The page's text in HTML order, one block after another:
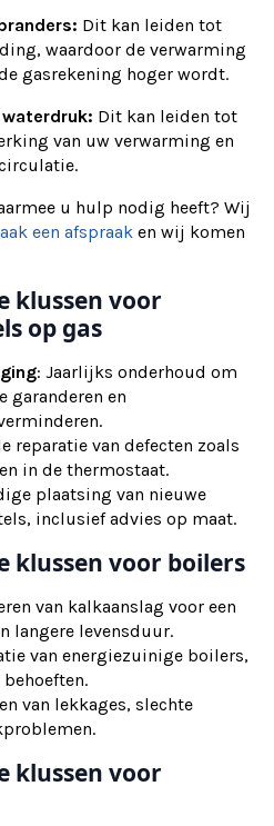
Dit kan leiden tot
waardoor de verwarming
gasrekening hoger wordt.
Dit kan leiden tot
van uw verwarming en
u hulp nodig heeft? Wij
een afspraak en wij komen
klussen voor
op gas
: Jaarlijks onderhoud om
garanderen en
reparatie van defecten zoals
in de thermostaat.
plaatsing van nieuwe
inclusief advies op maat.
klussen voor boilers
van kalkaanslag voor een
langere levensduur.
van energiezuinige boilers,
van lekkages, slechte
klussen voor